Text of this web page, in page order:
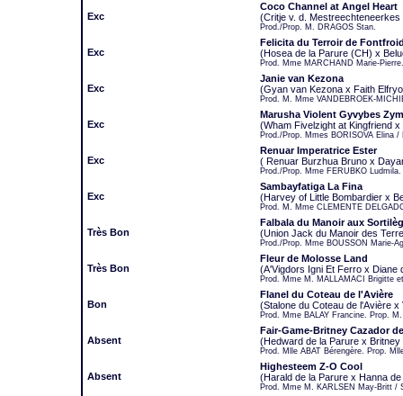
Exc
Coco Channel at Angel Heart
(Critje v. d.
Prod./Prop. M. DRAGOS Stan.
Exc
Felicita du Terroir de
(Hosea de la Parure (CH) x
Prod. Mme MARCHAND Marie-
Exc
Janie van Kezona
(Gyan van Kezona x Faith
Prod. M. Mme VANDEBROEK-
Exc
Marusha Violent Gyvybes
(Wham Fivelzight at Kingfriend
Prod./Prop. Mmes BORISOVA Elina
Exc
Renuar Imperatrice Ester
( Renuar Burzhua Bruno x
Prod./Prop. Mme FERUBKO Ludmila.
Exc
Sambayfatiga La Fina
(Harvey of Little Bombardier x
Prod. M. Mme CLEMENTE
Très Bon
Falbala du Manoir aux
(Union Jack du Manoir des
Prod./Prop. Mme BOUSSON Marie-
Très Bon
Fleur de Molosse Land
(A'Vigdors Igni Et Ferro x Diane
Prod. Mme M. MALLAMACI Brigitte
Bon
Flanel du Coteau de l'Avière
(Stalone du Coteau de l'Avière
Prod. Mme BALAY Francine. Prop.
Absent
Fair-Game-Britney Cazador
(Hedward de la Parure x Britney
Prod. Mlle ABAT Bérengère. Prop.
Absent
Highesteem Z-O Cool
(Harald de la Parure x Hanna
Prod. Mme M. KARLSEN May-Britt /